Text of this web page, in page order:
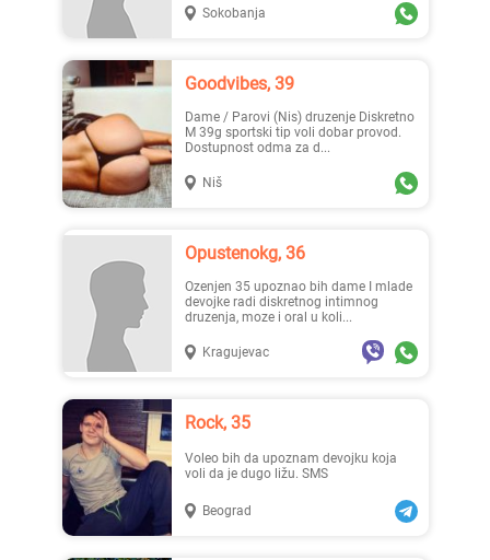
Sokobanja
Goodvibes, 39
Dame / Parovi (Nis) druzenje Diskretno
M 39g sportski tip voli dobar provod.
Dostupnost odma za d...
Niš
Opustenokg, 36
ozenjen 35 upoznao bih dame I mlade
devojke radi diskretnog intimnog
druzenja, moze i oral u koli...
Kragujevac
Rock, 35
Voleo bih da upoznam devojku koja
voli da je dugo ližu. SMS
Beograd